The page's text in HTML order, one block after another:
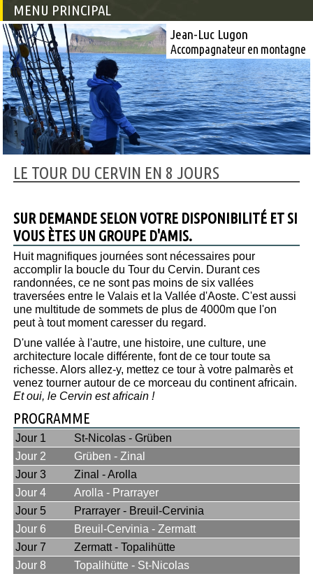
MENU PRINCIPAL
Jean-Luc Lugon
Accompagnateur en montagne
LE TOUR DU CERVIN EN 8 JOURS
SUR DEMANDE SELON VOTRE DISPONIBILITÉ ET SI
VOUS ÈTES UN GROUPE D'AMIS.
Huit magnifiques journées sont nécessaires pour
accomplir la boucle du Tour du Cervin. Durant ces
randonnées, ce ne sont pas moins de six vallées
traversées entre le Valais et la Vallée d'Aoste. C'est aussi
une multitude de sommets de plus de 4000m que l'on
peut à tout moment caresser du regard.
D'une vallée à l'autre, une histoire, une culture, une
architecture locale différente, font de ce tour toute sa
richesse. Alors allez-y, mettez ce tour à votre palmarès et
venez tourner autour de ce morceau du continent africain.
Et oui, le Cervin est africain !
PROGRAMME
Jour 1
St-Nicolas - Grüben
Jour 2
Grüben - Zinal
Jour 3
Zinal - Arolla
Jour 4
Arolla - Prarrayer
Jour 5
Prarrayer - Breuil-Cervinia
Jour 6
Breuil-Cervinia - Zermatt
Jour 7
Zermatt - Topalihütte
Jour 8
Topalihütte - St-Nicolas